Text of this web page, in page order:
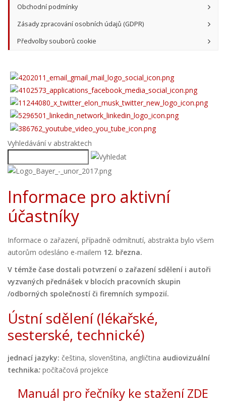
Obchodní podmínky
Zásady zpracování osobních údajů (GDPR)
Předvolby souborů cookie
Vyhledávání v abstraktech
Informace pro aktivní
účastníky
Informace o zařazení, případně odmítnutí, abstrakta bylo všem
autorům odesláno e-mailem 12. března.
V témže čase dostali potvrzení o zařazení sdělení i autoři
vyzvaných přednášek v blocích pracovních skupin
/odborných společností či firemních sympozií.
Ústní sdělení (lékařské,
sesterské, technické)
jednací jazyky: čeština, slovenština, angličtina audiovizuální
technika: počítačová projekce
Manuál pro řečníky ke stažení ZDE